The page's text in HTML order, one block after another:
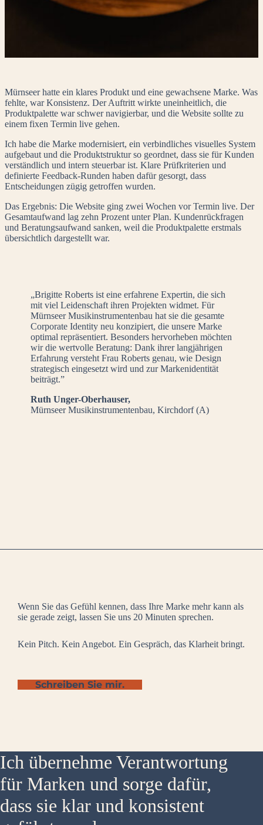
Mürnseer hatte ein klares Produkt und eine gewachsene Marke. Was
fehlte, war Konsistenz. Der Auftritt wirkte uneinheitlich, die
Produktpalette war schwer navigierbar, und die Website sollte zu
einem fixen Termin live gehen.
Ich habe die Marke modernisiert, ein verbindliches visuelles System
aufgebaut und die Produktstruktur so geordnet, dass sie für Kunden
verständlich und intern steuerbar ist. Klare Prüfkriterien und
definierte Feedback-Runden haben dafür gesorgt, dass
Entscheidungen zügig getroffen wurden.
Das Ergebnis: Die Website ging zwei Wochen vor Termin live. Der
Gesamtaufwand lag zehn Prozent unter Plan. Kundenrückfragen
und Beratungsaufwand sanken, weil die Produktpalette erstmals
übersichtlich dargestellt war.
„Brigitte Roberts ist eine erfahrene Expertin, die sich
mit viel Leidenschaft ihren Projekten widmet. Für
Mürnseer Musikinstrumentenbau hat sie die gesamte
Corporate Identity neu konzipiert, die unsere Marke
optimal repräsentiert. Besonders hervorheben möchten
wir die wertvolle Beratung: Dank ihrer langjährigen
Erfahrung versteht Frau Roberts genau, wie Design
strategisch eingesetzt wird und zur Markenidentität
beiträgt.”
Ruth Unger-Oberhauser,
Mürnseer Musikinstrumentenbau, Kirchdorf (A)
Wenn Sie das Gefühl kennen, dass Ihre Marke mehr kann als
sie gerade zeigt, lassen Sie uns 20 Minuten sprechen.
Kein Pitch. Kein Angebot. Ein Gespräch, das Klarheit bringt.
Schreiben Sie mir.
Ich übernehme Verantwortung
für Marken und sorge dafür,
dass sie klar und konsistent